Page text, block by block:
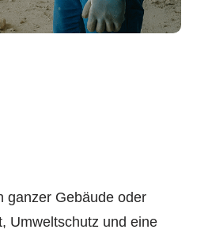
ganzer Gebäude oder
Umweltschutz und eine